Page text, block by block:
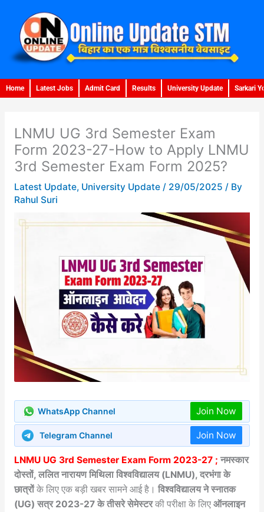
content
Home Latest Jobs Admit Card Results University Update Sarkari
LNMU UG 3rd Semester Exam
Form 2023-27-How to Apply LNMU
3rd Semester Exam Form 2025?
Latest Update, University Update/ 29/05/2025 / By
Rahul Suri
WhatsApp Channel Join Now
Telegram Channel Join Now
LNMU UG 3rd Semester Exam Form 2023-27 ; नमस्कार
दोस्तों, ललित नारायण मिथिला विश्वविद्यालय (LNMU), दरभंगा के
छात्रोंके लिए एक बड़ी खबर सामने आई है। विश्वविद्यालय ने स्नातक
(UG) सत्र 2023-27 के तीसरे सेमेस्टरकी परीक्षा के लिएऑनलाइन